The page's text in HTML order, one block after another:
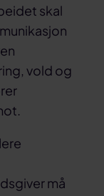
skal
vold og
må